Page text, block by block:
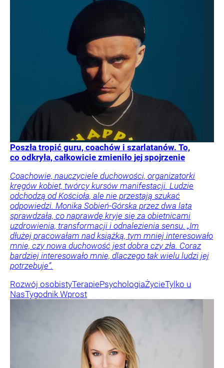
Poszła tropić guru, coachów i szarlatanów. To,
co odkryła, całkowicie zmieniło jej spojrzenie
Coachowie, nauczyciele duchowości, organizatorki
kręgów kobiet, twórcy kursów manifestacji. Ludzie
odchodzą od Kościoła, ale nie przestają szukać
odpowiedzi. Monika Sobień-Górska przez dwa lata
sprawdzała, co naprawdę kryje się za obietnicami
uzdrowienia, transformacji i odnalezienia sensu. „Im
dłużej pracowałam nad książką, tym mniej interesowało
mnie, czy nowa duchowość jest dobra czy zła. Coraz
bardziej interesowało mnie, dlaczego tak wielu ludzi jej
potrzebuje”.
Rozwój osobistyTerapiePsychologiaŻycieTylko u
NasTygodnik Wprost